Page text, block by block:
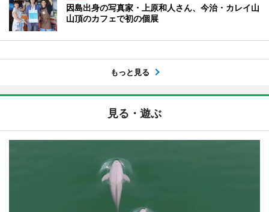
因島出身の写真家・上原和人さん、今治・カレイ山
山頂のカフェで初の個展
もっと見る
見る・遊ぶ